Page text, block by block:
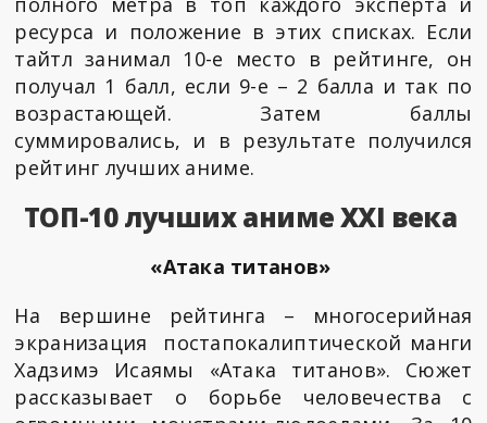
ресурса и положение в этих списках. Если
тайтл занимал 10-е место в рейтинге, он
получал 1 балл, если 9-е – 2 балла и так по
возрастающей. Затем баллы
суммировались, и в результате получился
рейтинг лучших аниме.
ТОП-10 лучших аниме XXI века
«Атака титанов»
На вершине рейтинга – многосерийная
экранизация постапокалиптической манги
Хадзимэ Исаямы «Атака титанов». Сюжет
рассказывает о борьбе человечества с